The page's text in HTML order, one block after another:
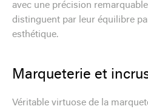
avec une précision
distinguent par leur équilibre
esthétique.
Marqueterie et
Véritable virtuose de la